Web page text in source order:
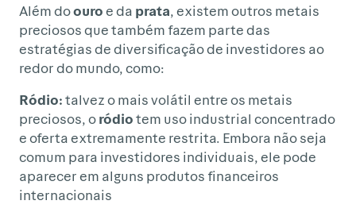
Além doouroe da prata, existem outros metais
preciosos que também fazem parte das
estratégias de diversificação de investidores ao
redor do mundo, como:
Ródio:talvez o mais volátil entre os metais
preciosos, oródiotem uso industrial concentrado
e oferta extremamente restrita. Embora não seja
comum para investidores individuais, ele pode
aparecer em alguns produtos financeiros
internacionais